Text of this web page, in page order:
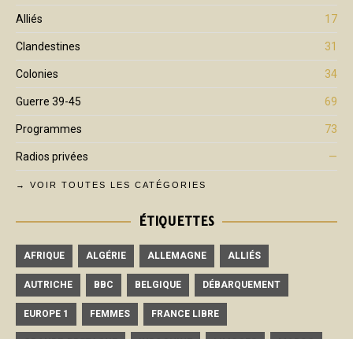
Alliés 17
Clandestines 31
Colonies 34
Guerre 39-45 69
Programmes 73
Radios privées —
→ VOIR TOUTES LES CATÉGORIES
ÉTIQUETTES
AFRIQUE ALGÉRIE ALLEMAGNE ALLIÉS
AUTRICHE BBC BELGIQUE DÉBARQUEMENT
EUROPE 1 FEMMES FRANCE LIBRE